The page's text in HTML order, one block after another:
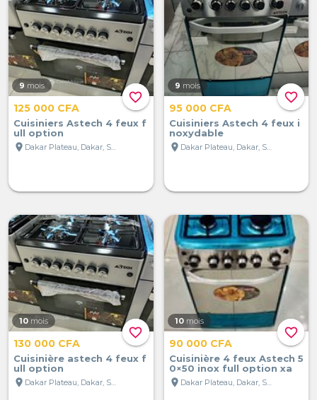
favorite_border
9 mois
125 000 CFA
Cuisiniers Astech 4 feux f
ull option
location_on
Dakar Plateau, Dakar, Sénégal
favorite_border
9 mois
95 000 CFA
Cuisiniers Astech 4 feux i
noxydable
location_on
Dakar Plateau, Dakar, Sénégal
favorite_border
10 mois
130 000 CFA
Cuisinière astech 4 feux f
ull option
location_on
Dakar Plateau, Dakar, Sénégal
favorite_border
10 mois
90 000 CFA
Cuisinière 4 feux Astech 5
0×50 inox full option xa
location_on
Dakar Plateau, Dakar, Sénégal